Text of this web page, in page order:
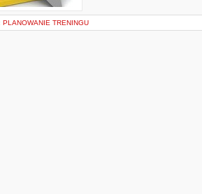
PLANOWANIE TRENINGU